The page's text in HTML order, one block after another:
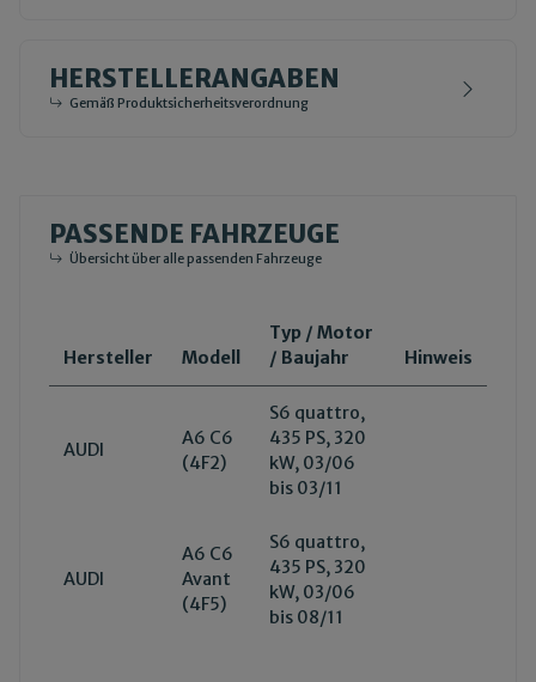
HERSTELLERANGABEN
Gemäß Produktsicherheitsverordnung
PASSENDE FAHRZEUGE
Übersicht über alle passenden Fahrzeuge
Hersteller Modell
Typ / Motor
/ Baujahr
Hinweis
AUDI
A6 C6
(4F2)
S6 quattro,
435 PS, 320
kW, 03/06
bis 03/11
AUDI
A6 C6
Avant
(4F5)
S6 quattro,
435 PS, 320
kW, 03/06
bis 08/11